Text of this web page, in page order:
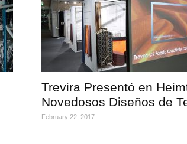
Trevira Presentó en
Novedosos Diseños de
February 22, 2017